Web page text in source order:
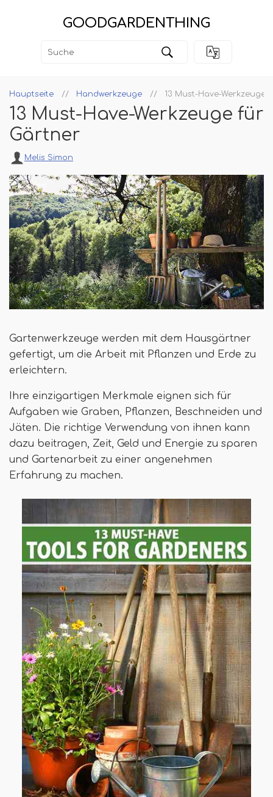
GOODGARDENTHING
Hauptseite Handwerkzeuge 13 Must-Have-Werkzeuge
13 Must-Have-Werkzeuge für
Gärtner
Melis Simon
Gartenwerkzeuge werden mit dem Hausgärtner
gefertigt, um die Arbeit mit Pflanzen und Erde zu
erleichtern.
Ihre einzigartigen Merkmale eignen sich für
Aufgaben wie Graben, Pflanzen, Beschneiden und
Jäten. Die richtige Verwendung von ihnen kann
dazu beitragen, Zeit, Geld und Energie zu sparen
und Gartenarbeit zu einer angenehmen
Erfahrung zu machen.